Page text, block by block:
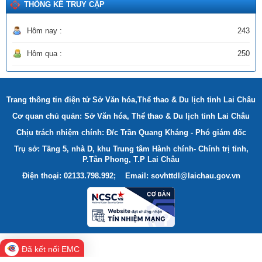
Ngày ban hành: (22/12/2025)
THỐNG KÊ TRUY CẬP
Hôm nay : 243
Hôm qua : 250
Trang thông tin điện tử Sở Văn hóa,Thể thao & Du lịch tỉnh Lai Châu
Cơ quan chủ quản: Sở Văn hóa, Thể thao & Du lịch tỉnh Lai Châu
Chịu trách nhiệm chính: Đ/c Trần Quang Kháng - Phó giám đốc
Trụ sở: Tầng 5, nhà D, khu Trung tâm Hành chính- Chính trị tỉnh,
P.Tân Phong, T.P Lai Châu
Điện thoại: 02133.798.992; Email: sovhttdl@laichau.gov.vn
Đã kết nối EMC